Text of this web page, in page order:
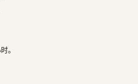
。